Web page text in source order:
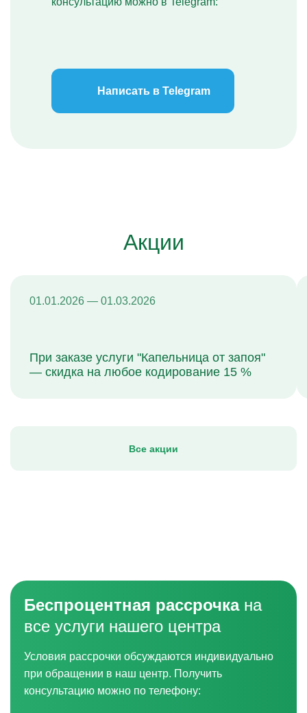
Написать в Telegram
Акции
01.01.2026 — 01.03.2026
При заказе услуги "Капельница от запоя"
— скидка на любое кодирование 15 %
Все акции
Беспроцентная рассрочкана
все услуги нашего центра
Условия рассрочки обсуждаются индивидуально
при обращении в наш центр. Получить
консультацию можно по телефону: